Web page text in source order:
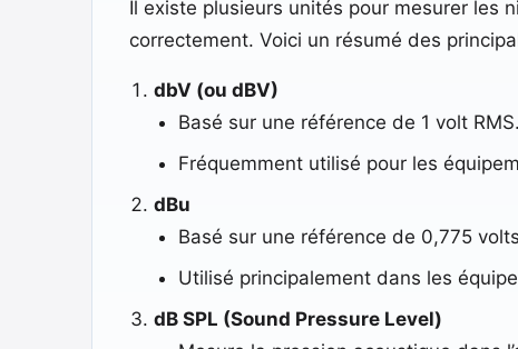
Il existe plusieurs unités pour mesurer les
correctement. Voici un résumé des
dbV (ou dBV)
Basé sur une référence de 1 volt RMS.
Fréquemment utilisé pour les
dBu
Basé sur une référence de 0,775
Utilisé principalement dans les
dB SPL (Sound Pressure Level)